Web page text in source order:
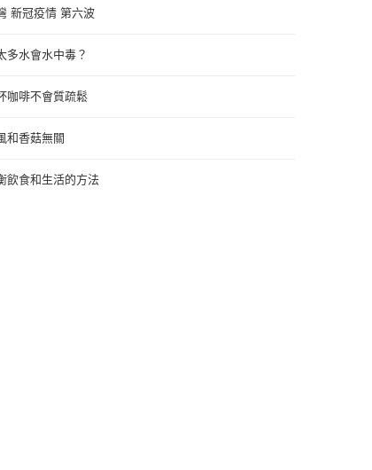
新冠疫情 第六波
多水會水中毒？
咖啡不會質疏鬆
和香菇無關
飲食和生活的方法